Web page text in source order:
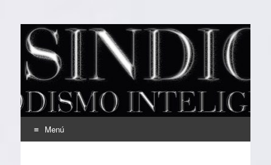
EL SINDICAL
Periodismo Inteligente
Menú